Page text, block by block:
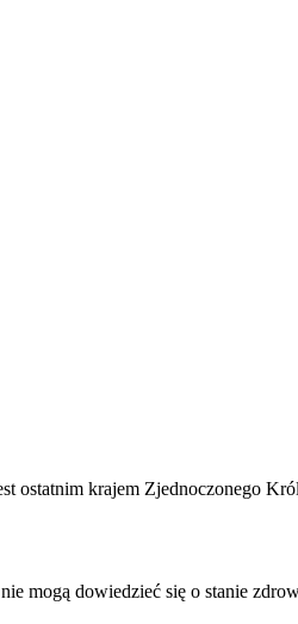
ostatnim krajem Zjednoczonego
mogą dowiedzieć się o stanie